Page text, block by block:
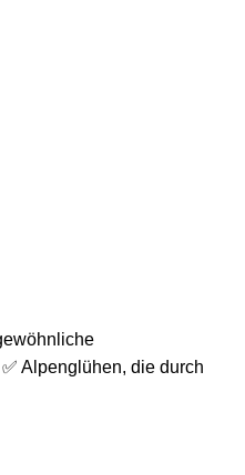
Alpenglühen, die durch